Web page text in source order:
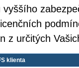
vyššího
z určitých
klienta